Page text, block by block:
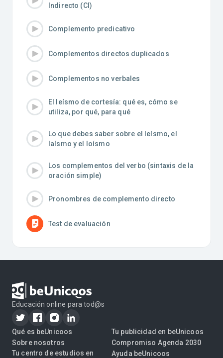
Indirecto (CI)
Complemento predicativo
Complementos directos duplicados
Complementos no verbales
El leísmo de cortesía: qué es, cómo se
utiliza, por qué, para qué
Lo que debes saber sobre el leísmo, el
laísmo y el loísmo
Los complementos del verbo (sintaxis de la
oración simple)
Pronombres de complemento directo
Test de evaluación
Educación online para tod@s
Qué es beUnicoos
Sobre nosotros
Tu centro de estudios en
Tu publicidad en beUnicoos
Compromiso Agenda 2030
Ayuda beUnicoos